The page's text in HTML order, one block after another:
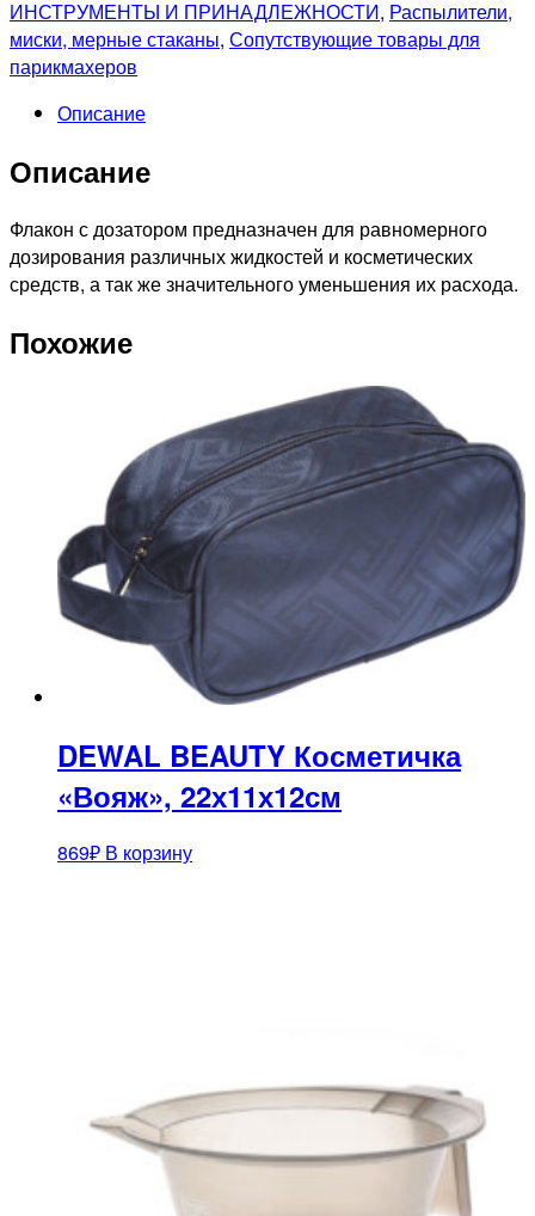
дозатором
зеленый
150мл
ИНСТРУМЕНТЫ И ПРИНАДЛЕЖНОСТИ, Распылители,
миски, мерные стаканы, Сопутствующие товары для
парикмахеров
Описание
Описание
Флакон с дозатором предназначен для равномерного
дозирования различных жидкостей и косметических
средств, а так же значительного уменьшения их расхода.
Похожие
DEWAL BEAUTY Косметичка
«Вояж», 22х11х12см
869₽ В корзину